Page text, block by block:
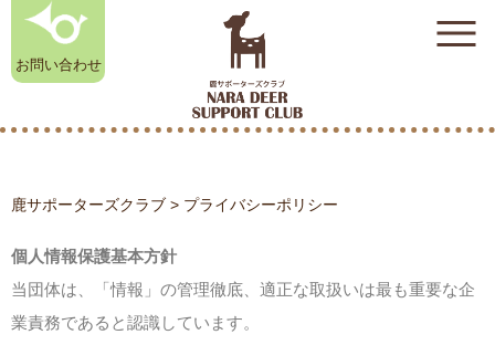
お問い合わせ
鹿サポーターズクラブ > プライバシーポリシー
個人情報保護基本方針
当団体は、「情報」の管理徹底、適正な取扱いは最も重要な企
業責務であると認識しています。